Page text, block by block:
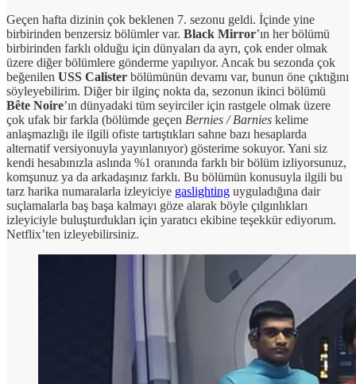
Geçen hafta dizinin çok beklenen 7. sezonu geldi. İçinde yine
birbirinden benzersiz bölümler var. Black Mirror’ın her bölümü
birbirinden farklı olduğu için dünyaları da ayrı, çok ender olmak
üzere diğer bölümlere gönderme yapılıyor. Ancak bu sezonda çok
beğenilen USS Calister bölümünün devamı var, bunun öne çıktığını
söyleyebilirim. Diğer bir ilginç nokta da, sezonun ikinci bölümü
Bête Noire’ın dünyadaki tüm seyirciler için rastgele olmak üzere
çok ufak bir farkla (bölümde geçen Bernies / Barnies kelime
anlaşmazlığı ile ilgili ofiste tartıştıkları sahne bazı hesaplarda
alternatif versiyonuyla yayınlanıyor) gösterime sokuyor. Yani siz
kendi hesabınızla aslında %1 oranında farklı bir bölüm izliyorsunuz,
komşunuz ya da arkadaşınız farklı. Bu bölümün konusuyla ilgili bu
tarz harika numaralarla izleyiciye gaslighting uyguladığına dair
suçlamalarla baş başa kalmayı göze alarak böyle çılgınlıkları
izleyiciyle buluşturdukları için yaratıcı ekibine teşekkür ediyorum.
Netflix’ten izleyebilirsiniz.